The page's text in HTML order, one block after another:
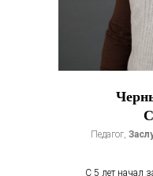
Педагог,
С 5 лет начал